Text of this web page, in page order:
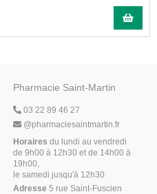
Pharmacie Saint-Martin
03 22 89 46 27
@pharmaciesaintmartin.fr
Horaires du lundi au vendredi
de 9h00 à 12h30 et de 14h00 à
19h00,
le samedi jusqu'à 12h30
Adresse 5 rue Saint-Fuscien